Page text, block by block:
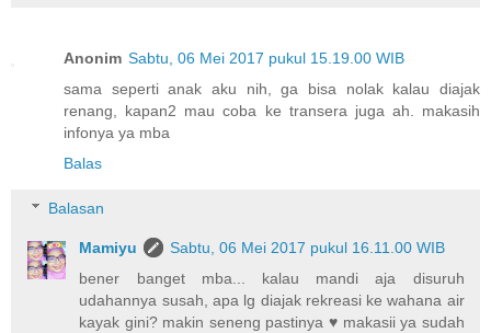
Anonim Sabtu, 06 Mei 2017 pukul 15.19.00 WIB
sama seperti anak aku nih, ga bisa nolak kalau diajak
renang, kapan2 mau coba ke transera juga ah. makasih
infonya ya mba
Balas
Balasan
Mamiyu
Sabtu, 06 Mei 2017 pukul 16.11.00 WIB
bener banget mba... kalau mandi aja disuruh
udahannya susah, apa lg diajak rekreasi ke wahana air
kayak gini? makin seneng pastinya ♥ makasii ya sudah